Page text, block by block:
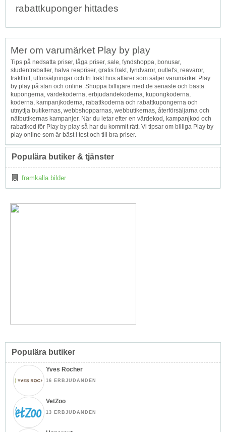
rabattkuponger hittades
Mer om varumärket Play by play
Tips på nedsatta priser, låga priser, sale, fyndshoppa, bonusar,
studentrabatter, halva reapriser, gratis frakt, fyndvaror, outlet's, reavaror,
fraktfritt, utförsäljningar och fri frakt hos affärer som säljer varumärket Play
by play på stan och online. Shoppa billigare med de senaste och bästa
kupongerna, värdekoderna, erbjudandekoderna, kupongkoderna,
koderna, kampanjkoderna, rabattkoderna och rabattkupongerna och
utnyttja butikernas, webbshopparnas, webbutikernas, återförsäljarna och
nätbutikernas kampanjer. När du letar efter en värdekod, kampanjkod och
rabattkod för Play by play så har du kommit rätt. Vi tipsar om billiga Play by
play online som är bäst i test och till bra priser.
Populära butiker & tjänster
framkalla bilder
Populära butiker
Yves Rocher
16 ERBJUDANDEN
VetZoo
13 ERBJUDANDEN